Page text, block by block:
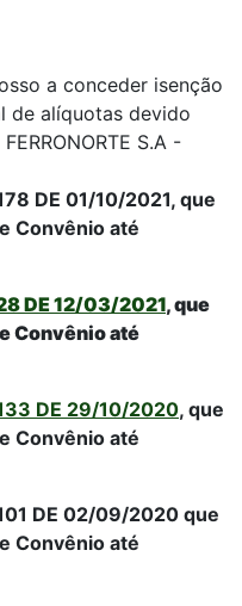
a conceder isenção
de alíquotas devido
S.A -
DE 01/10/2021, que
Convênio até
DE 12/03/2021, que
Convênio até
DE 29/10/2020, que
Convênio até
DE 02/09/2020 que
Convênio até